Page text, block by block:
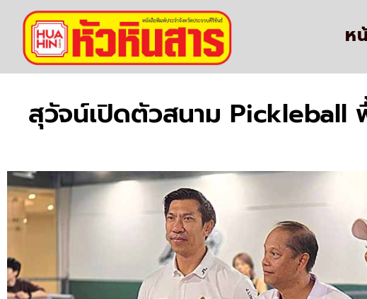
ห
สุวัจน์เปิดตัวสนาม Pickleball